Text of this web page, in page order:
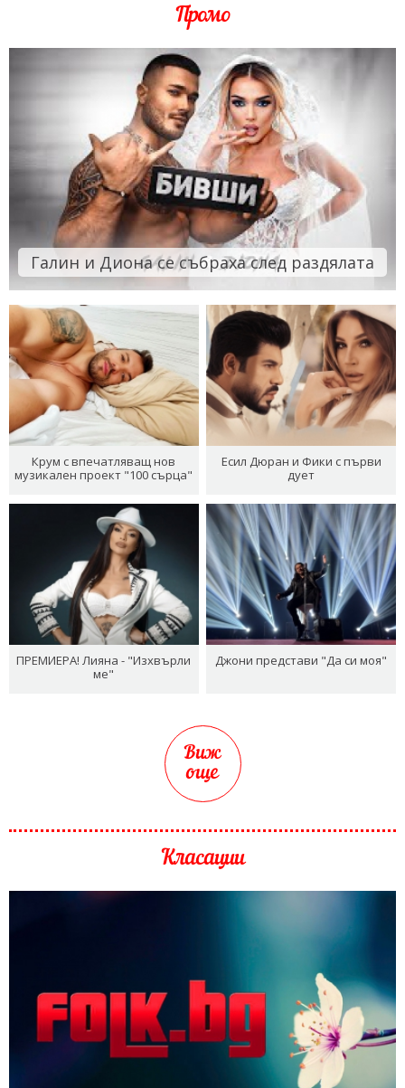
Промо
Галин и Диона се събраха след раздялата
Крум с впечатляващ нов
музикален проект "100 сърца"
Есил Дюран и Фики с първи
дует
ПРЕМИЕРА! Лияна - "Изхвърли
ме"
Джони представи "Да си моя"
Виж
още
Класации